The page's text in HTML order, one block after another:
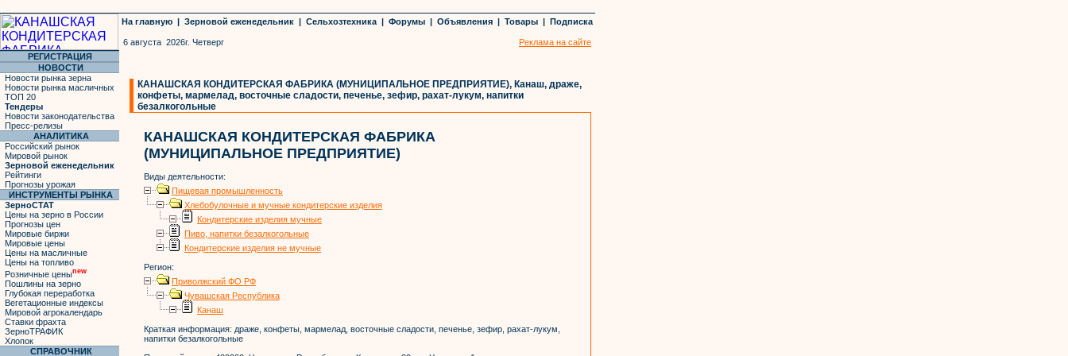
На главную | Зерновой еженедельник | Сельхозтехника | Форумы | Объявления | Товары | Подписка
6 августа 2026г. Четверг
Реклама на сайте
РЕГИСТРАЦИЯ
НОВОСТИ
Новости рынка зерна
Новости рынка масличных
ТОП 20
Тендеры
Новости законодательства
Пресс-релизы
АНАЛИТИКА
Российский рынок
Мировой рынок
Зерновой еженедельник
Рейтинги
Прогнозы урожая
ИНСТРУМЕНТЫ РЫНКА
ЗерноСТАТ
Цены на зерно в России
Прогнозы цен
Мировые биржи
Мировые цены
Цены на масличные
Цены на топливо
Розничные ценыnew
Пошлины на зерно
Глубокая переработка
Вегетационные индексы
Мировой агрокалендарь
Ставки фрахта
ЗерноТРАФИК
Хлопок
СПРАВОЧНИК
КАНАШСКАЯ КОНДИТЕРСКАЯ ФАБРИКА (МУНИЦИПАЛЬНОЕ ПРЕДПРИЯТИЕ), Канаш, драже,
конфеты, мармелад, восточные сладости, печенье, зефир, рахат-лукум, напитки
безалкогольные
КАНАШСКАЯ КОНДИТЕРСКАЯ ФАБРИКА
(МУНИЦИПАЛЬНОЕ ПРЕДПРИЯТИЕ)
Виды деятельности:
Пищевая промышленность
Хлебобулочные и мучные кондитерские изделия
Кондитерские изделия мучные
Пиво, напитки безалкогольные
Кондитерские изделия не мучные
Регион:
Приволжский ФО РФ
Чувашская Республика
Канаш
Краткая информация: драже, конфеты, мармелад, восточные сладости, печенье, зефир, рахат-лукум,
напитки безалкогольные